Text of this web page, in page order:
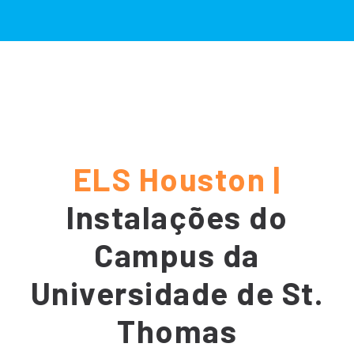
ELS Houston |
Instalações do
Campus da
Universidade de St.
Thomas